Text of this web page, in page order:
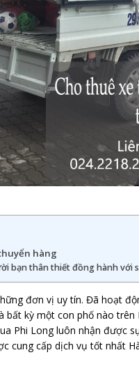
hàng
bạn thân thiết đồng hành với
đơn vị uy tín. Đã hoạt
bất kỳ một con phố nào
Phi Long luôn nhận được
cung cấp dịch vụ tốt nhất